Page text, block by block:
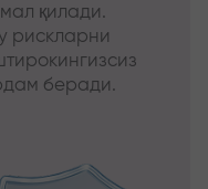
қилади.
рискларни
беради.